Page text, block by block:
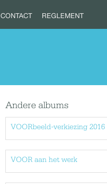
CONTACT REGLEMENT
Andere albums
VOORbeeld-verkiezing 2016
VOOR aan het werk